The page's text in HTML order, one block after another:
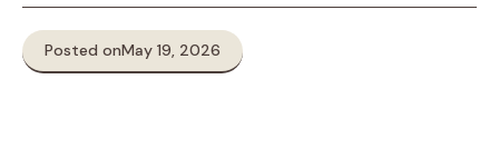
Posted onMay 19, 2026